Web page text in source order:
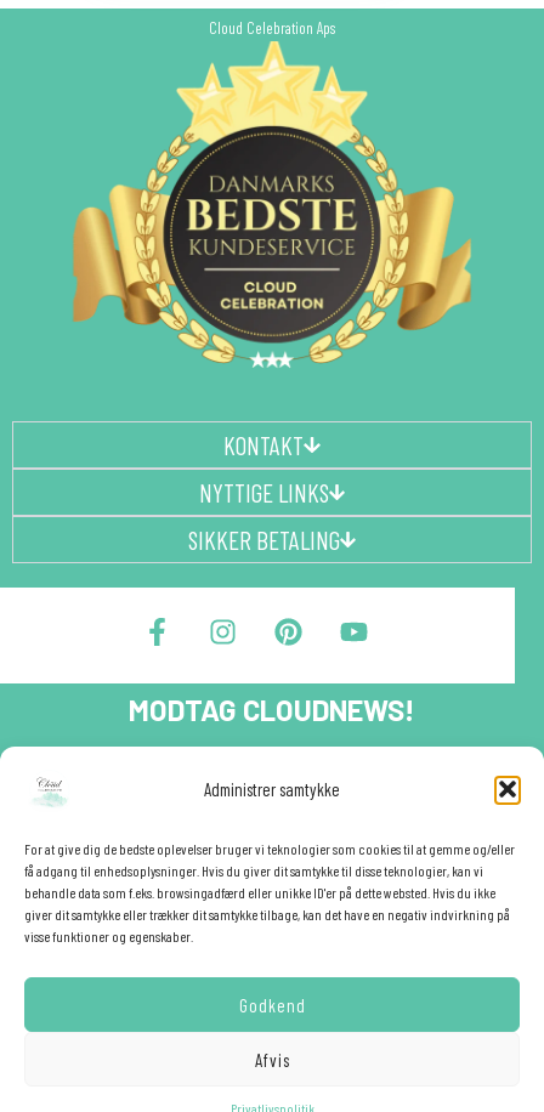
Administrer samtykke
For at give dig de bedste oplevelser bruger vi teknologier som cookies til at gemme og/eller
få adgang til enhedsoplysninger. Hvis du giver dit samtykke til disse teknologier, kan vi
behandle data som f.eks. browsingadfærd eller unikke ID'er på dette websted. Hvis du ikke
giver dit samtykke eller trækker dit samtykke tilbage, kan det have en negativ indvirkning på
visse funktioner og egenskaber.
Godkend
Afvis
Privatlivspolitik
Cloud Celebration Aps
KONTAKT
NYTTIGE LINKS
SIKKER BETALING
F
a
c
e
b
o
f
I
n
s
t
a
g
a
P
i
n
t
e
r
s
Y
o
t
u
b
MODTAG CLOUDNEWS!
festinspiration direkte i din indbakke.🎉
Fornavn
E-mail
YES - TILMELD MIG!
Hemmelig rabat ❤️